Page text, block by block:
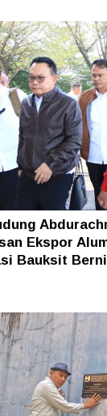
Ekspor
Bauksit